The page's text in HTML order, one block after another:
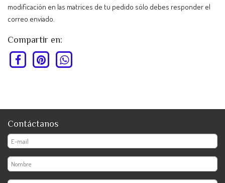
modificación en las matrices de tu pedido sólo debes responder el
correo enviado.
Compartir en:
Contáctanos